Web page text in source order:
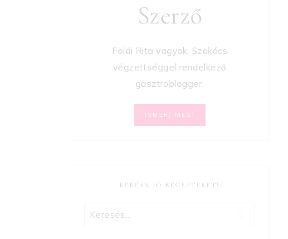
Szerző
Földi Rita vagyok. Szakács
végzettséggel rendelkező
gasztroblogger.
ISMERJ MEG!
KERESS JÓ RECEPTEKET!
Keresés: